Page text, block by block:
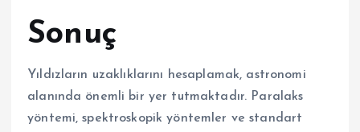
Sonuç
Yıldızların uzaklıklarını hesaplamak, astronomi
alanında önemli bir yer tutmaktadır. Paralaks
yöntemi, spektroskopik yöntemler ve standart